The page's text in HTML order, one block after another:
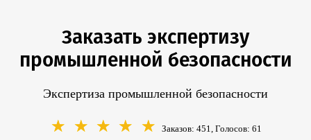
Заказать экспертизу
промышленной безопасности
Экспертиза промышленной безопасности
Заказов: 451, Голосов: 61
☆
☆
☆
☆
☆